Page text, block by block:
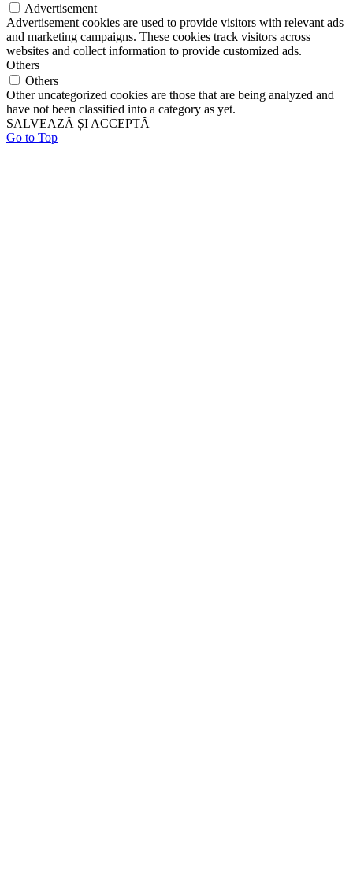
Advertisement
Advertisement cookies are used to provide visitors with relevant ads
and marketing campaigns. These cookies track visitors across
websites and collect information to provide customized ads.
Others
Others
Other uncategorized cookies are those that are being analyzed and
have not been classified into a category as yet.
SALVEAZĂ ȘI ACCEPTĂ
Go to Top